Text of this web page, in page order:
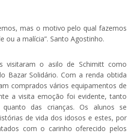
mas o motivo pelo qual fazemos
ou a malícia”. Santo Agostinho.
visitaram o asilo de Schimitt como
Bazar Solidário. Com a renda obtida
comprados vários equipamentos de
a visita emoção foi evidente, tanto
das crianças. Os alunos se
de vida dos idosos e estes, por
com o carinho oferecido pelos